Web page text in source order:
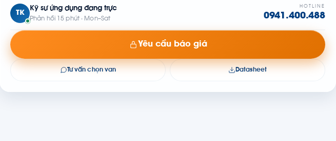
TK
Kỹ sư ứng dụng đang trực
Phản hồi 15 phút · Mon–Sat
HOTLINE
0941.400.488
Yêu cầu báo giá
Tư vấn chọn van Datasheet